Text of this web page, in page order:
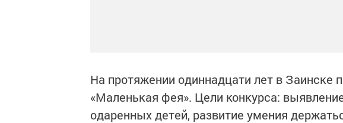
На протяжении одиннадцати лет в Заинске
«Маленькая фея». Цели конкурса:
одаренных детей, развитие умения